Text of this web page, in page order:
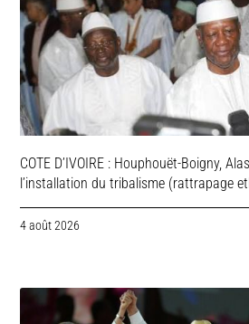
COTE D’IVOIRE : Houphouët-Boigny,
l’installation du tribalisme (rattrapage
4 août 2026